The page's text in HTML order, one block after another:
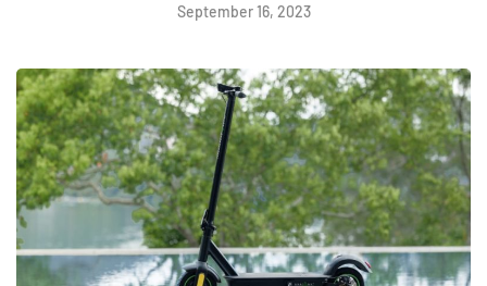
September 16, 2023